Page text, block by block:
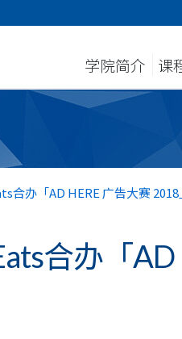
学院简介 课
办「AD HERE 广告大赛 2018
合办「AD